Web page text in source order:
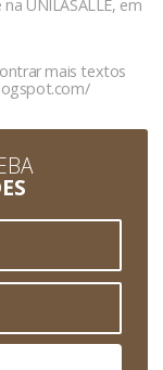
UNILASALLE, em
mais textos